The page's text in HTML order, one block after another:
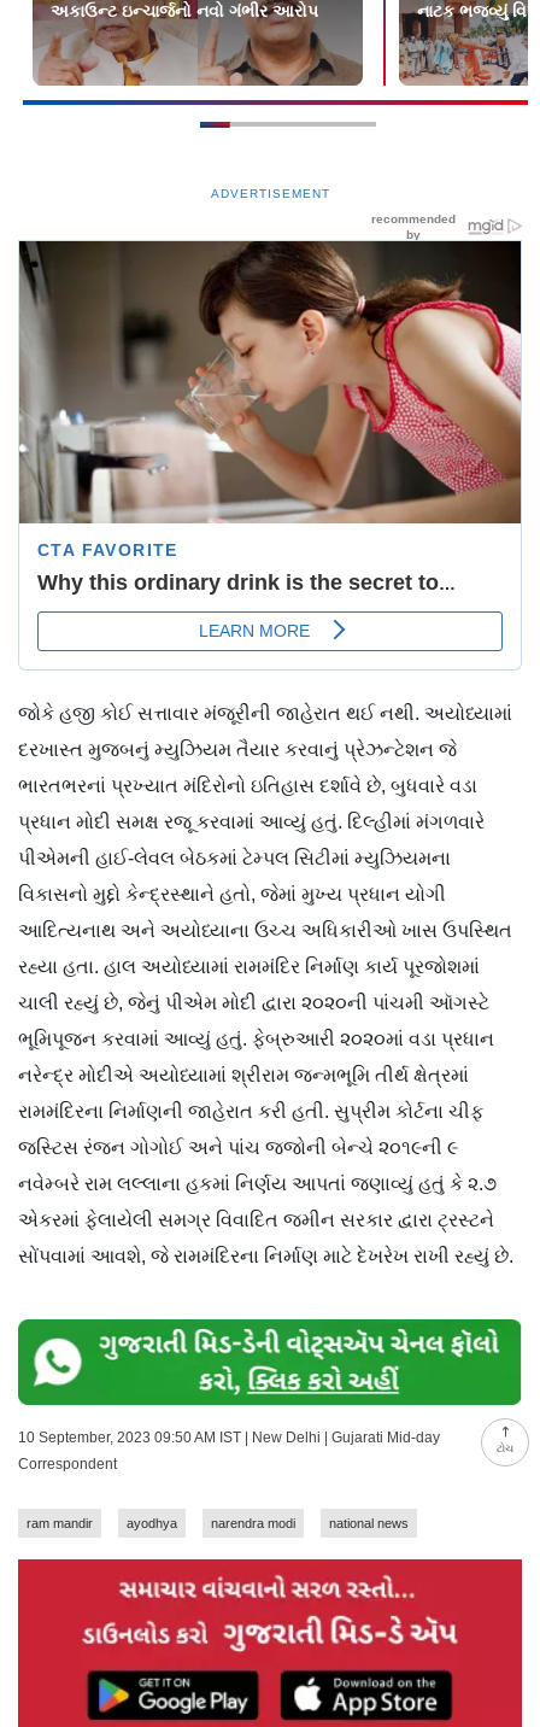
ટોચ
અકાઉન્ટ ઇન્ચાર્જનો નવો ગંભીર આરોપ
નાટક ભજવ્યું
ADVERTISEMENT
જોકે હજી કોઈ સત્તાવાર મંજૂરીની જાહેરાત થઈ નથી. અયોધ્યામાં
દરખાસ્ત મુજબનું મ્યુઝિયમ તૈયાર કરવાનું પ્રેઝન્ટેશન જે
ભારતભરનાં પ્રખ્યાત મંદિરોનો ઇતિહાસ દર્શાવે છે, બુધવારે વડા
પ્રધાન મોદી સમક્ષ રજૂ કરવામાં આવ્યું હતું. દિલ્હીમાં મંગળવારે
પીએમની હાઈ-લેવલ બેઠકમાં ટેમ્પલ સિટીમાં મ્યુઝિયમના
વિકાસનો મુદ્દો કેન્દ્રસ્થાને હતો, જેમાં મુખ્ય પ્રધાન યોગી
આદિત્યનાથ અને અયોધ્યાના ઉચ્ચ અધિકારીઓ ખાસ ઉપસ્થિત
રહ્યા હતા. હાલ અયોધ્યામાં રામમંદિર નિર્માણ કાર્ય પૂરજોશમાં
ચાલી રહ્યું છે, જેનું પીએમ મોદી દ્વારા ૨૦૨૦ની પાંચમી ઑગસ્ટે
ભૂમિપૂજન કરવામાં આવ્યું હતું. ફેબ્રુઆરી ૨૦૨૦માં વડા પ્રધાન
નરેન્દ્ર મોદીએ અયોધ્યામાં શ્રીરામ જન્મભૂમિ તીર્થ ક્ષેત્રમાં
રામમંદિરના નિર્માણની જાહેરાત કરી હતી. સુપ્રીમ કોર્ટના ચીફ
જસ્ટિસ રંજન ગોગોઈ અને પાંચ જજોની બેન્ચે ૨૦૧૯ની ૯
નવેમ્બરે રામ લલ્લાના હકમાં નિર્ણય આપતાં જણાવ્યું હતું કે ૨.૭
એકરમાં ફેલાયેલી સમગ્ર વિવાદિત જમીન સરકાર દ્વારા ટ્રસ્ટને
સોંપવામાં આવશે, જે રામમંદિરના નિર્માણ માટે દેખરેખ રાખી રહ્યું છે.
10 September, 2023 09:50 AM IST | New Delhi | Gujarati Mid-day
Correspondent
ram mandir ayodhya narendra modi national news